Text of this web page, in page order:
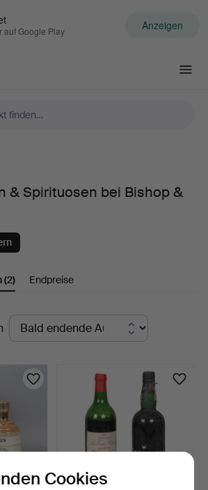
auf Google Play Anzeigen
& Spirituosen bei Bishop &
(2) Endpreise
Cookies